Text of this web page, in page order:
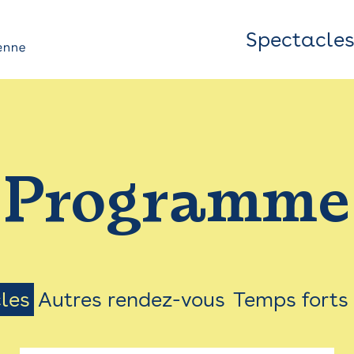
Top
Bar
Menu
Spectacles
Programme
Autres rendez-vous Temps forts